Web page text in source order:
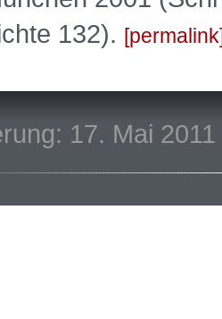
132).
permalink
17. Mai